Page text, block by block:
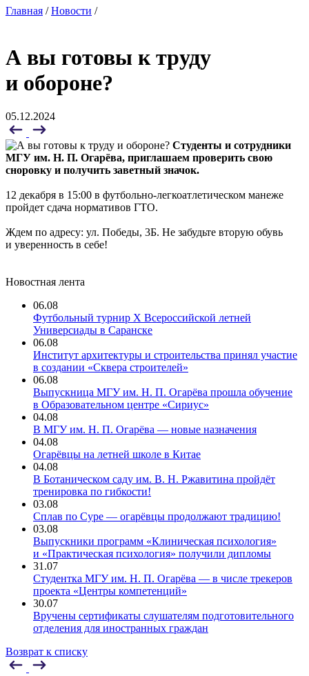
Главная /Новости /
А вы готовы к труду
и обороне?
05.12.2024
Студенты и сотрудники
МГУ им. Н. П. Огарёва, приглашаем проверить свою
сноровку и получить заветный значок.
12 декабря в 15:00 в футбольно-легкоатлетическом манеже
пройдет сдача нормативов ГТО.
Ждем по адресу: ул. Победы, 3Б. Не забудьте вторую обувь
и уверенность в себе!
Новостная лента
06.08
Футбольный турнир X Всероссийской летней
Универсиады в Саранске
06.08
Институт архитектуры и строительства принял участие
в создании «Сквера строителей»
06.08
Выпускница МГУ им. Н. П. Огарёва прошла обучение
в Образовательном центре «Сириус»
04.08
В МГУ им. Н. П. Огарёва — новые назначения
04.08
Огарёвцы на летней школе в Китае
04.08
В Ботаническом саду им. В. Н. Ржавитина пройдёт
тренировка по гибкости!
03.08
Сплав по Суре — огарёвцы продолжают традицию!
03.08
Выпускники программ «Клиническая психология»
и «Практическая психология» получили дипломы
31.07
Студентка МГУ им. Н. П. Огарёва — в числе трекеров
проекта «Центры компетенций»
30.07
Вручены сертификаты слушателям подготовительного
отделения для иностранных граждан
Возврат к списку